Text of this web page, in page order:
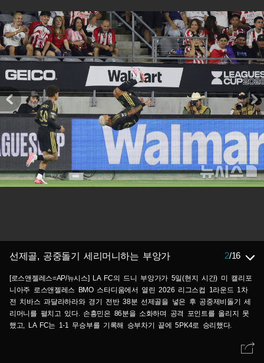
선제골, 공중돌기 세리머니하는 부앙가 2/16
[로스앤젤레스=AP/뉴시스] LA FC의 드니 부앙가가 5일(현지 시간) 미 캘리포
니아주 로스앤젤레스 BMO 스타디움에서 열린 2026 리그스컵 1라운드 1차
전 치바스 과달라하라와 경기 전반 38분 선제골을 넣은 후 공중제비돌기 세
리머니를 펼치고 있다. 손흥민은 86분을 소화하며 공격 포인트를 올리지 못
했고, LA FC는 1-1 무승부를 기록해 승부차기 끝에 5PK4로 승리했다.